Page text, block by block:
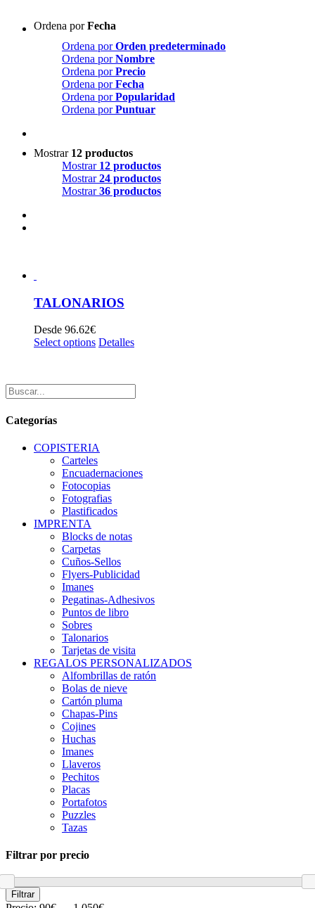
Ordena porFecha
Ordena porOrden predeterminado
Ordena porNombre
Ordena porPrecio
Ordena porFecha
Ordena porPopularidad
Ordena porPuntuar
Mostrar 12 productos
Mostrar 12 productos
Mostrar24 productos
Mostrar36 productos
TALONARIOS
Desde 96.62€
Select options Detalles
Categorías
COPISTERIA
Carteles
Encuadernaciones
Fotocopias
Fotografias
Plastificados
IMPRENTA
Blocks de notas
Carpetas
Cuños-Sellos
Flyers-Publicidad
Imanes
Pegatinas-Adhesivos
Puntos de libro
Sobres
Talonarios
Tarjetas de visita
REGALOS PERSONALIZADOS
Alfombrillas de ratón
Bolas de nieve
Cartón pluma
Chapas-Pins
Cojines
Huchas
Imanes
Llaveros
Pechitos
Placas
Portafotos
Puzzles
Tazas
Filtrar por precio
Precio
Precio
Filtrar